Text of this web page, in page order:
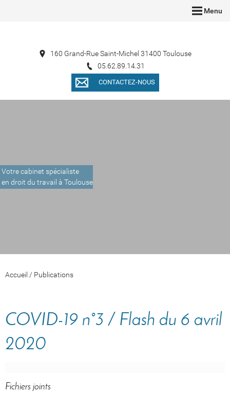
Menu
160 Grand-Rue Saint-Michel 31400 Toulouse
05.62.89.14.31
CONTACTEZ-NOUS
Votre cabinet spécialiste
en droit du travail à Toulouse
Accueil / Publications
COVID-19 n°3 / Flash du 6 avril
2020
Fichiers joints